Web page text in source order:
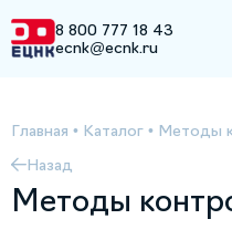
8 800 777 18 43
ecnk@ecnk.ru
Главная • Каталог • Методы
Назад
Методы